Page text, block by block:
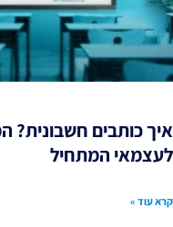
איך כותבים חשבונית?
לעצמאי המתחיל
קרא עוד »